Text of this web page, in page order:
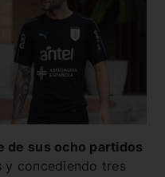
de sus ocho partidos
y concediendo tres